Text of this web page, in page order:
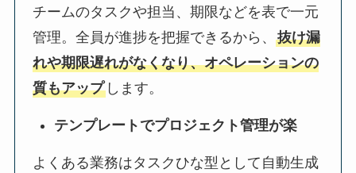
チームのタスクや担当、期限などを表で一元
管理。全員が進捗を把握できるから、抜け漏
れや期限遅れがなくなり、オペレーションの
質もアップ します。
テンプレートでプロジェクト管理が楽
よくある業務はタスクひな型として自動生成